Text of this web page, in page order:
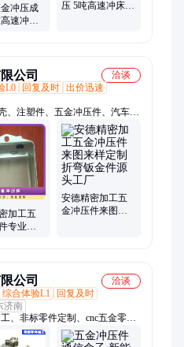
冲压成
速冲床
压 5吨高速冲床
公司
洽谈
L0 回复及时 出价迅速
、注塑件、五金冲压件、汽车五
、拉伸件、金属壳
加工五
专业定
安德精密加工五
金冲压件来图来
公司
洽谈
综合体验L1
回复及时
济南
、非标零件定制、cnc五金零件
件加工、五金零部件加工、五金